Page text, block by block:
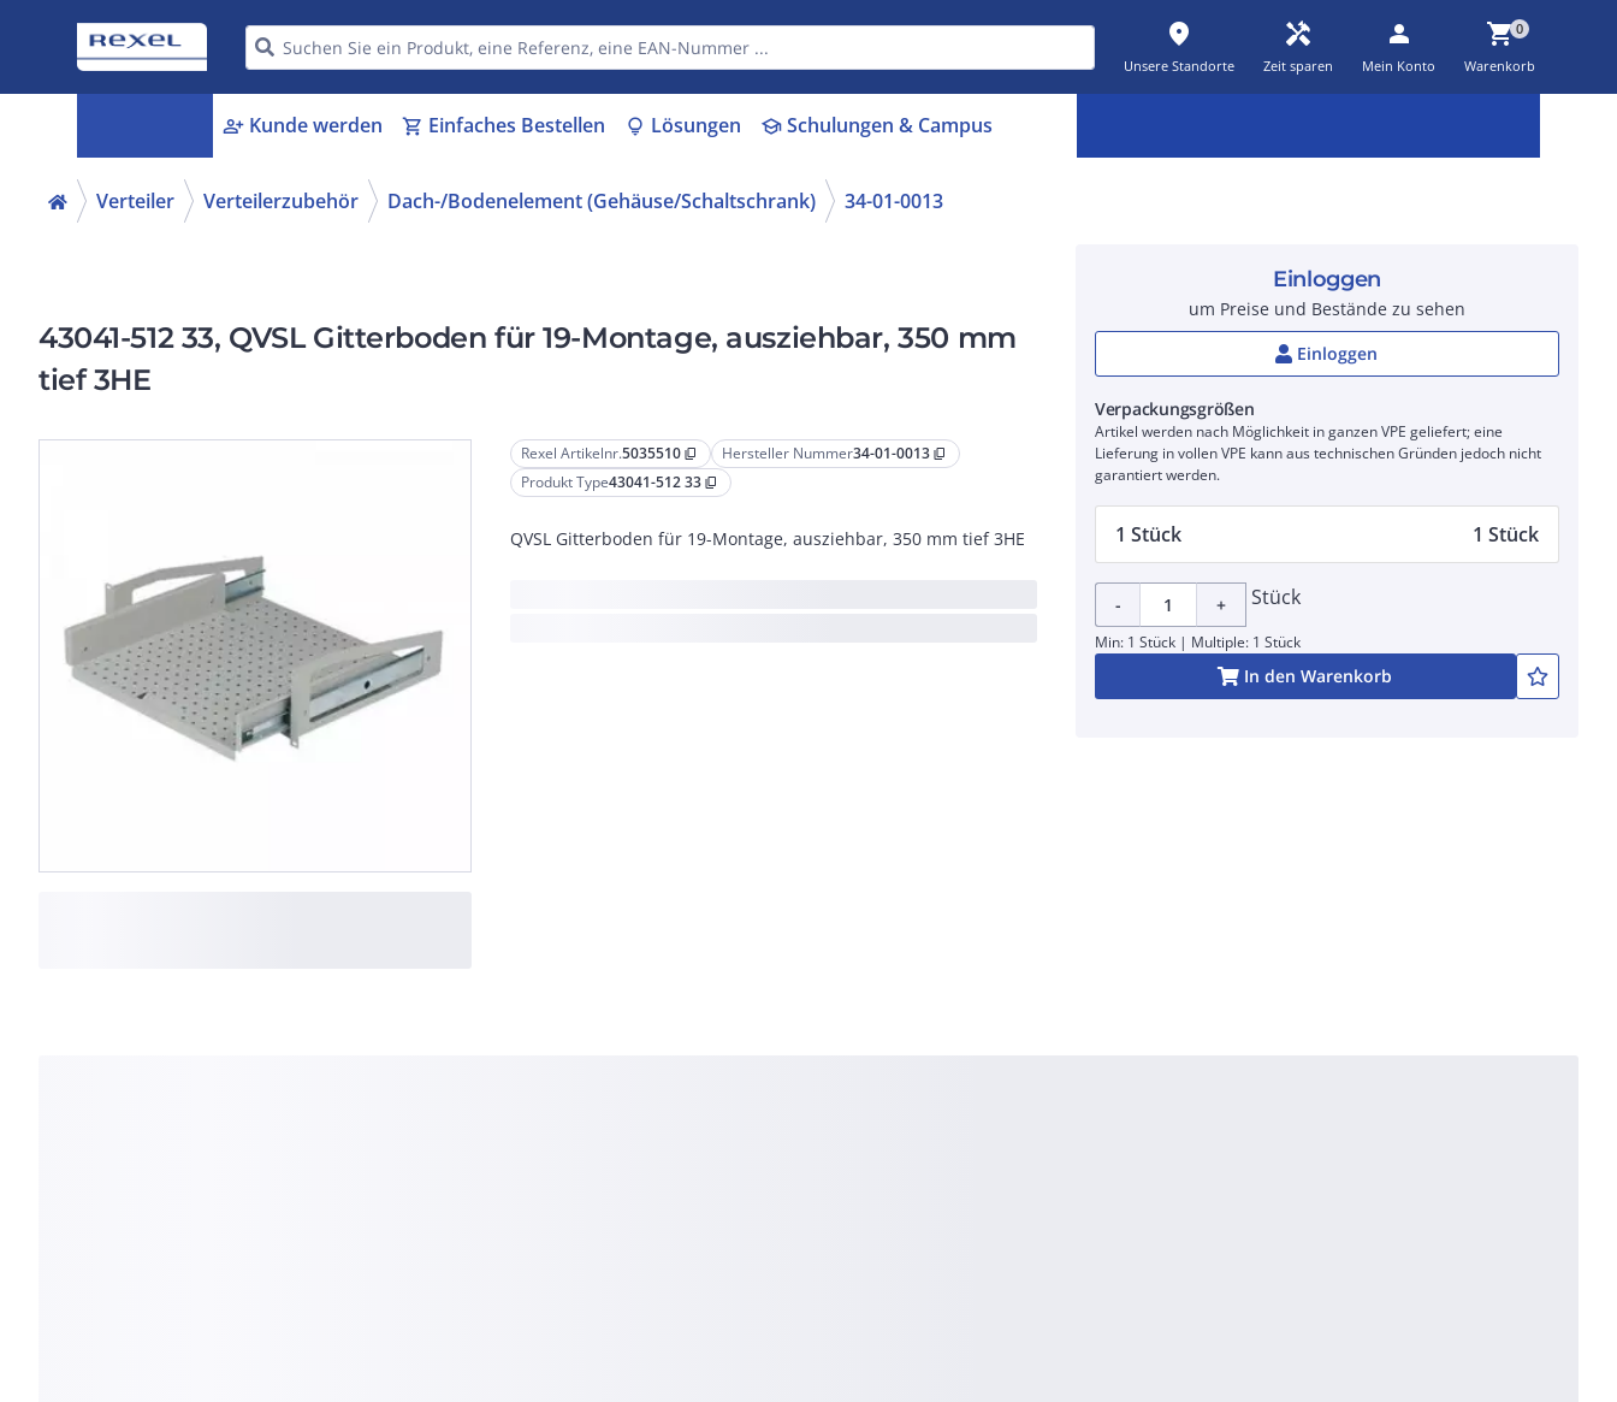
place
Unsere Standorte
handyman
Zeit sparen
person
Mein Konto
shopping_cart0
Warenkorb
person_add Kunde werden shopping_cart Einfaches Bestellen lightbulb Lösungen schoolSchulungen & Campus
Verteiler Verteilerzubehör Dach-/Bodenelement (Gehäuse/Schaltschrank) 34-01-0013
43041-512 33, QVSL Gitterboden für 19-Montage, ausziehbar, 350 mm
tief 3HE
Rexel Artikelnr.5035510 content_copy Hersteller Nummer34-01-0013 content_copy
Produkt Type43041-512 33 content_copy
QVSL Gitterboden für 19-Montage, ausziehbar, 350 mm tief 3HE
Einloggen
um Preise und Bestände zu sehen
Einloggen
Verpackungsgrößen
Artikel werden nach Möglichkeit in ganzen VPE geliefert; eine
Lieferung in vollen VPE kann aus technischen Gründen jedoch nicht
garantiert werden.
1 Stück 1 Stück
- + Stück
Min: 1 Stück | Multiple: 1 Stück
In den Warenkorb